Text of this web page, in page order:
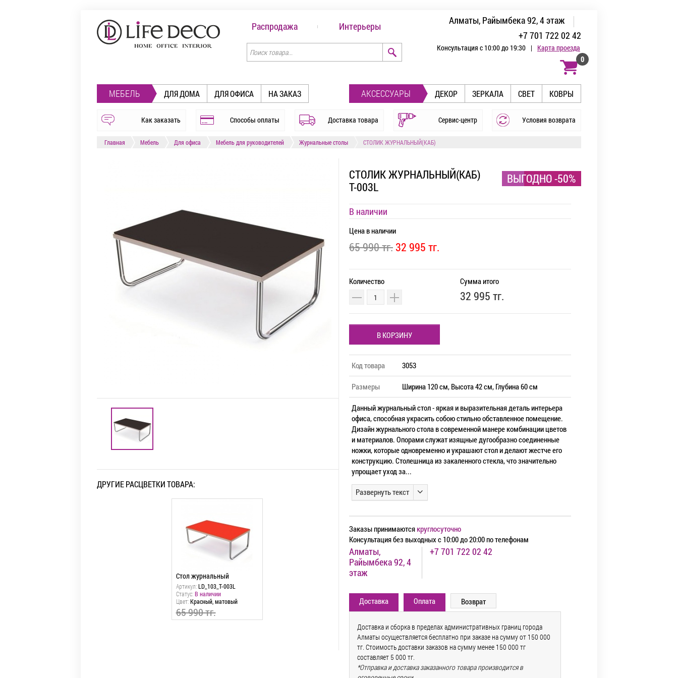
Распродажа Интерьеры
Алматы, Райымбека 92, 4 этаж
+7 701 722 02 42
Консультация с 10:00 до 19:30 | Карта проезда
0
МЕБЕЛЬ ДЛЯ ДОМА ДЛЯ ОФИСА НА ЗАКАЗ АКСЕССУАРЫ ДЕКОР ЗЕРКАЛА СВЕТ КОВРЫ
Как заказать Способы оплаты Доставка товара Сервис-центр Условия возврата
Главная Мебель Для офиса Мебель для руководителей Журнальные столы СТОЛИК ЖУРНАЛЬНЫЙ(КАБ)
ДРУГИЕ РАСЦВЕТКИ ТОВАРА:
Стол журнальный
Артикул:LD_103_T-003L
Статус: В наличии
Цвет: Красный, матовый
65 990 тг.
32 995 тг.
СТОЛИК ЖУРНАЛЬНЫЙ(КАБ)
T-003L
В наличии
Цена в наличии
65 990 тг. 32 995 тг.
SALE -50%
ВЫГОДНО -50%
Количество Сумма итого
32 995 тг.
В КОРЗИНУ
Код товара 3053
Размеры Ширина 120 см, Высота 42 см, Глубина 60 см
Данный журнальный стол - яркая и выразительная деталь интерьера
офиса, способная украсить собою стильно обставленное помещение.
Дизайн журнального стола в современной манере комбинации цветов
и материалов. Опорами служат изящные дугообразно соединенные
ножки, которые одновременно и украшают стол и делают жестче его
конструкцию. Столешница из закаленного стекла, что значительно
упрощает уход за...
Развернуть текст
Заказы принимаются круглосуточно
Консультация без выходных с 10:00 до 20:00 по телефонам
Алматы,
Райымбека 92, 4
этаж
+7 701 722 02 42
Доставка Оплата Возврат
Доставка и сборка в пределах административных границ города
Алматы осуществляется бесплатно при заказе на сумму от 150 000
тг. Стоимость доставки заказов на сумму менее 150 000 тг
составляет 5 000 тг.
*Отправка и доставка заказанного товара производится в